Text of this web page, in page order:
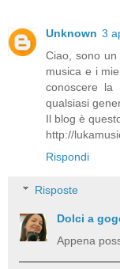
Unknown 3
Ciao, sono
musica e i
conoscere
qualsiasi
Il blog è
http://
Rispondi
Risposte
Dolci a
Appena